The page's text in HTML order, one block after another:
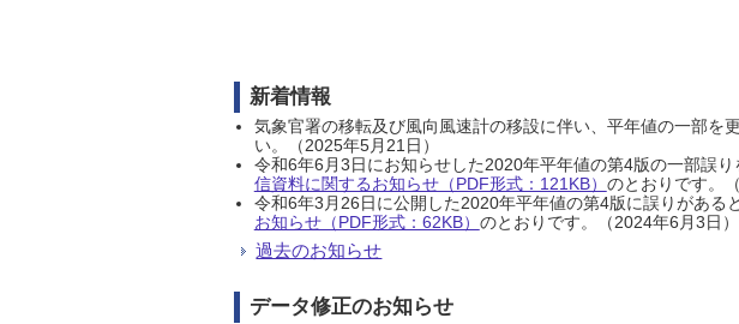
新着情報
気象官署の移転及び風向風速計の移設に伴い、平年値の一部を
い。（2025年5月21日）
令和6年6月3日にお知らせした2020年平年値の第4版の一部誤
信資料に関するお知らせ（PDF形式：121KB） のとおりです。
令和6年3月26日に公開した2020年平年値の第4版に誤りがあ
お知らせ（PDF形式：62KB） のとおりです。（2024年6月3日）
過去のお知らせ
データ修正のお知らせ